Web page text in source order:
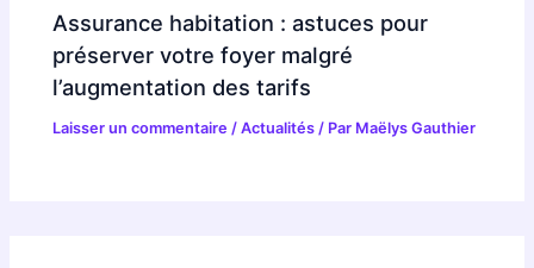
Assurance habitation : astuces pour
préserver votre foyer malgré
l’augmentation des tarifs
Laisser un commentaire /Actualités / Par Maëlys Gauthier